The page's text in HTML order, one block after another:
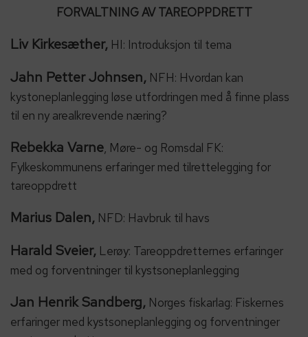
FORVALTNING AV TAREOPPDRETT
Liv Kirkesæther, HI: Introduksjon til tema
Jahn Petter Johnsen, NFH: Hvordan kan
kystoneplanlegging løse utfordringen med å finne plass
til en ny arealkrevende næring?
Rebekka Varne, Møre- og Romsdal FK:
Fylkeskommunens erfaringer med tilrettelegging for
tareoppdrett
Marius Dalen, NFD: Havbruk til havs
Harald Sveier, Lerøy: Tareoppdretternes erfaringer
med og forventninger til kystsoneplanlegging
Jan Henrik Sandberg, Norges fiskarlag: Fiskernes
erfaringer med kystsoneplanlegging og forventninger